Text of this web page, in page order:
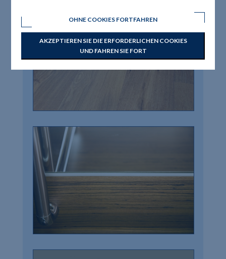
OHNE COOKIES FORTFAHREN
AKZEPTIEREN SIE DIE ERFORDERLICHEN COOKIES
UND FAHREN SIE FORT